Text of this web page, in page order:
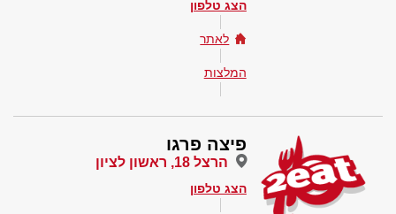
הצג טלפון
לאתר
המלצות
פיצה פרגו
הרצל 18, ראשון לציון
הצג טלפון